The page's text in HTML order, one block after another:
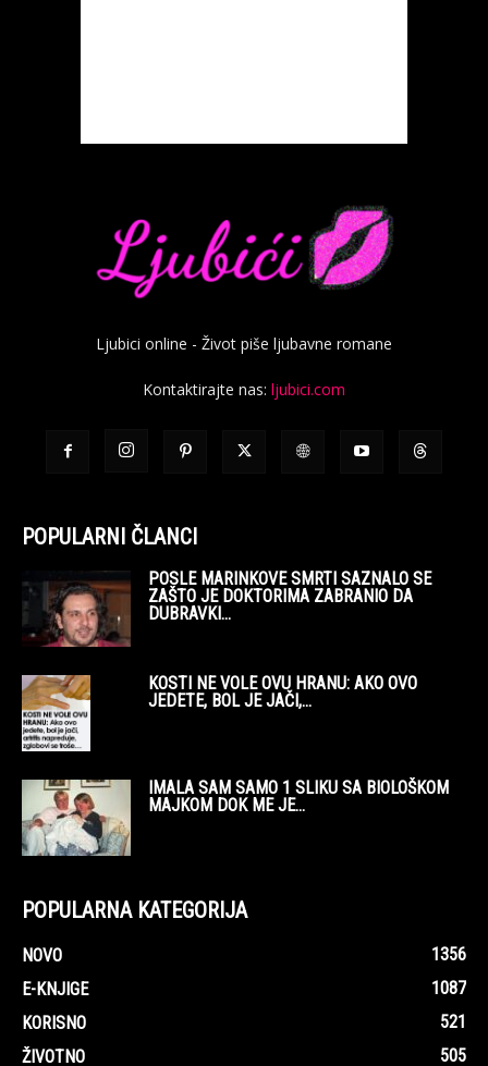
Ljubici online - Život piše ljubavne romane
Kontaktirajte nas: ljubici.com
POPULARNI ČLANCI
POSLE MARINKOVE SMRTI SAZNALO SE
ZAŠTO JE DOKTORIMA ZABRANIO DA
DUBRAVKI...
KOSTI NE VOLE OVU HRANU: AKO OVO
JEDETE, BOL JE JAČI,...
IMALA SAM SAMO 1 SLIKU SA BIOLOŠKOM
MAJKOM DOK ME JE...
POPULARNA KATEGORIJA
NOVO
1356
E-KNJIGE
1087
KORISNO
521
ŽIVOTNO
505